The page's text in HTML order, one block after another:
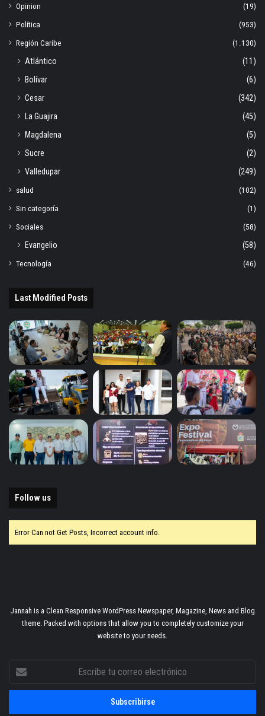
Opinion
(19)
Política
(953)
Región Caribe
(1.130)
Atlántico
(11)
Bolívar
(6)
Cesar
(342)
La Guajira
(45)
Magdalena
(5)
Sucre
(2)
Valledupar
(249)
salud
(102)
Sin categoría
(1)
Sociales
(58)
Evangelio
(58)
Tecnología
(46)
Last Modified Posts
Follow us
Error Can not Get Posts, Incorrect account info.
Jannah is a Clean Responsive WordPress Newspaper, Magazine, News and Blog
theme. Packed with options that allow you to completely customize your
website to your needs.
correo